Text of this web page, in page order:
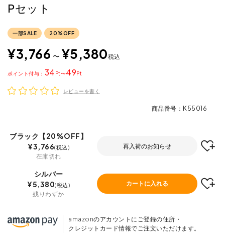
Pセット
一部SALE 20%OFF
¥3,766 〜 ¥5,380税込
34 〜49
ポイント
レビューを書く
商品番号 K55016
ブラック【20%OFF】
¥3,766 税込
在庫切れ
再入荷のお知らせ
シルバー
¥5,380 税込
残りわずか
カートに入れる
amazonのアカウントにご登録の住所・
クレジットカード情報でご注文いただけます。